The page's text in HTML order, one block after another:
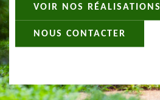
VOIR NOS RÉALISATIONS
NOUS CONTACTER